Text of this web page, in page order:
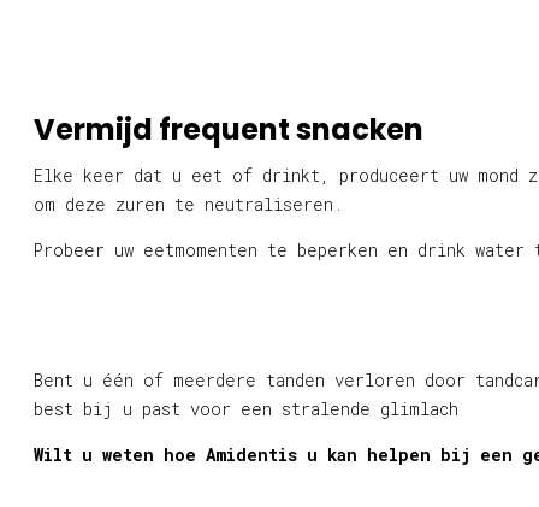
Vermijd frequent snacken
Elke keer dat u eet of drinkt, produceert uw mond
om deze zuren te neutraliseren.
Probeer uw eetmomenten te beperken en drink
Bent u één of meerdere tanden verloren door
best bij u past voor een stralende glimlach
Wilt u weten hoe Amidentis u kan helpen bij een